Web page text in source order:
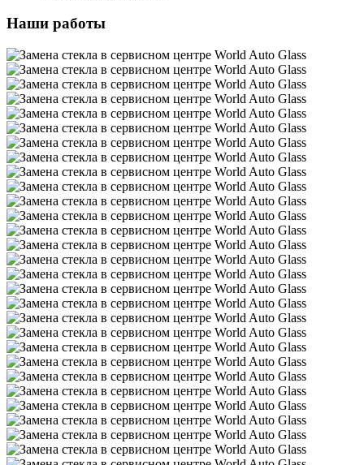
Наши работы